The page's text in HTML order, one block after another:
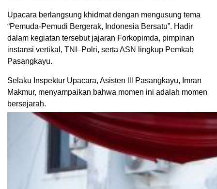
Upacara berlangsung khidmat dengan mengusung tema
“Pemuda-Pemudi Bergerak, Indonesia Bersatu”. Hadir
dalam kegiatan tersebut jajaran Forkopimda, pimpinan
instansi vertikal, TNI–Polri, serta ASN lingkup Pemkab
Pasangkayu.
Selaku Inspektur Upacara, Asisten lll Pasangkayu, Imran
Makmur, menyampaikan bahwa momen ini adalah momen
bersejarah.